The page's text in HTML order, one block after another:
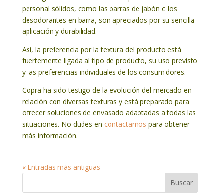
personal sólidos, como las barras de jabón o los
desodorantes en barra, son apreciados por su sencilla
aplicación y durabilidad.
Así, la preferencia por la textura del producto está
fuertemente ligada al tipo de producto, su uso previsto
y las preferencias individuales de los consumidores.
Copra ha sido testigo de la evolución del mercado en
relación con diversas texturas y está preparado para
ofrecer soluciones de envasado adaptadas a todas las
situaciones. No dudes en contactarnos para obtener
más información.
« Entradas más antiguas